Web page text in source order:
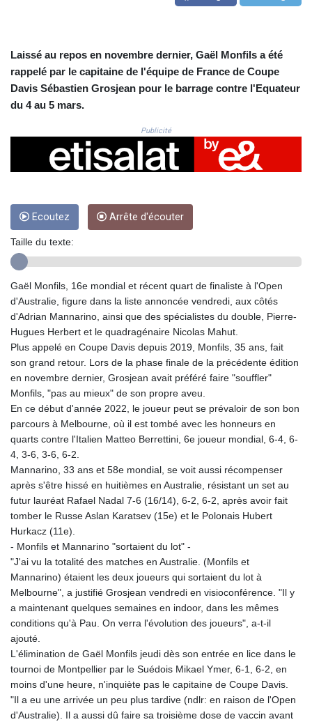
CRC 524.929317
CVE 110.25684
CZK 24.205269
DJF 205.50301
DKK 7.475304
DZD 153.502688
EGP 57.471515
ERN 17.314419
ETB 186.262401
FKP 0.857432
GBP 0.857122
GEL 3.018477
GMD 84.842311
GTQ 8.805348
HKD 9.054939
HRK 7.534661
HTG 150.888179
HUF 363.741084
ILS 3.476689
INR 109.925261
IQD 1511.781564
IRR
1586924.175584
JMD 182.926462
JOD 0.818416
KES 149.308045
KGS 100.942743
KWD 0.356596
KYD 0.961725
Laissé au repos en novembre dernier, Gaël Monfils a été
rappelé par le capitaine de l'équipe de France de Coupe
Davis Sébastien Grosjean pour le barrage contre l'Equateur
du 4 au 5 mars.
Publicité
Ecoutez Arrête d'écouter
Taille du texte:
Gaël Monfils, 16e mondial et récent quart de finaliste à l'Open
d'Australie, figure dans la liste annoncée vendredi, aux côtés
d'Adrian Mannarino, ainsi que des spécialistes du double, Pierre-
Hugues Herbert et le quadragénaire Nicolas Mahut.
Plus appelé en Coupe Davis depuis 2019, Monfils, 35 ans, fait
son grand retour. Lors de la phase finale de la précédente édition
en novembre dernier, Grosjean avait préféré faire "souffler"
Monfils, "pas au mieux" de son propre aveu.
En ce début d'année 2022, le joueur peut se prévaloir de son bon
parcours à Melbourne, où il est tombé avec les honneurs en
quarts contre l'Italien Matteo Berrettini, 6e joueur mondial, 6-4, 6-
4, 3-6, 3-6, 6-2.
Mannarino, 33 ans et 58e mondial, se voit aussi récompenser
après s'être hissé en huitièmes en Australie, résistant un set au
futur lauréat Rafael Nadal 7-6 (16/14), 6-2, 6-2, après avoir fait
tomber le Russe Aslan Karatsev (15e) et le Polonais Hubert
Hurkacz (11e).
- Monfils et Mannarino "sortaient du lot" -
"J'ai vu la totalité des matches en Australie. (Monfils et
Mannarino) étaient les deux joueurs qui sortaient du lot à
Melbourne", a justifié Grosjean vendredi en visioconférence. "Il y
a maintenant quelques semaines en indoor, dans les mêmes
conditions qu'à Pau. On verra l'évolution des joueurs", a-t-il
ajouté.
L'élimination de Gaël Monfils jeudi dès son entrée en lice dans le
tournoi de Montpellier par le Suédois Mikael Ymer, 6-1, 6-2, en
moins d'une heure, n'inquiète pas le capitaine de Coupe Davis.
"Il a eu une arrivée un peu plus tardive (ndlr: en raison de l'Open
d'Australie). Il a aussi dû faire sa troisième dose de vaccin avant